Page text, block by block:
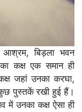
आश्रम, बिड़ला भवन
कक्ष एक समान ही
जहां उनका करघा,
पुस्तकें रखी हुई हैं।
में उनका कक्ष ऐसा ही